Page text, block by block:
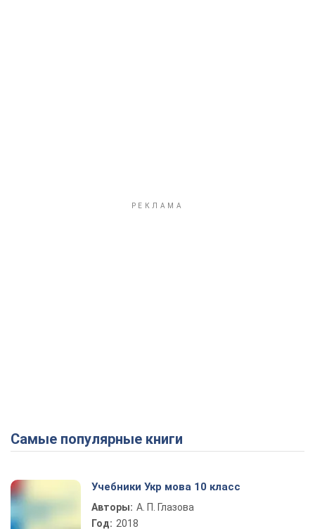
Самые популярные книги
Учебники Укр мова 10 класс
Авторы: А. П. Глазова
Год: 2018